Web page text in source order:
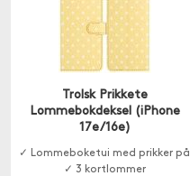
Trolsk Prikkete
Lommebokdeksel (iPhone
17e/16e)
✓ Lommeboketui med prikker på
✓ 3 kortlommer